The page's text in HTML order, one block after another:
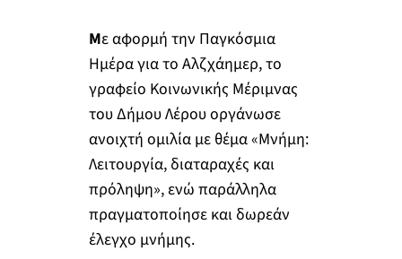
Με αφορμή την Παγκόσμια
Ημέρα για το Αλζχάημερ, το
γραφείο Κοινωνικής Μέριμνας
του Δήμου Λέρου οργάνωσε
ανοιχτή ομιλία με θέμα «Μνήμη:
Λειτουργία, διαταραχές και
πρόληψη», ενώ παράλληλα
πραγματοποίησε και δωρεάν
έλεγχο μνήμης.